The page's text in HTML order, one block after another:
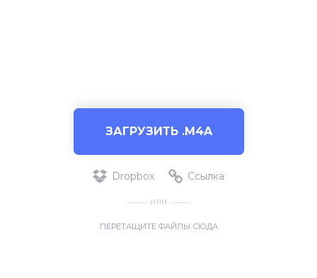
ЗАГРУЗИТЬ .M4A
Dropbox Ссылка
ИЛИ
ПЕРЕТАЩИТЕ ФАЙЛЫ СЮДА